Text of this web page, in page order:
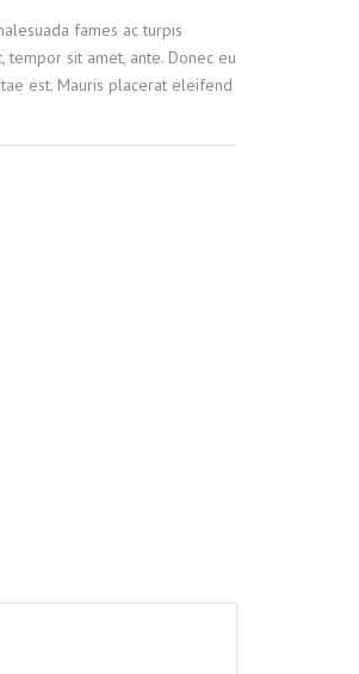
fames ac turpis
sit amet, ante. Donec eu
est. Mauris placerat eleifend